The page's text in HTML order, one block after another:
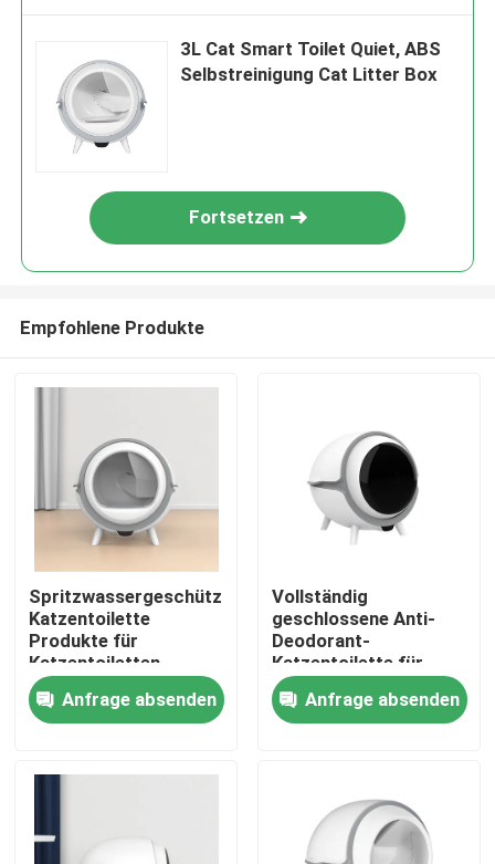
Haus
3L Cat Smart Toilet Quiet, ABS
Selbstreinigung Cat Litter Box
Fortsetzen
Empfohlene Produkte
Spritzwassergeschützte
Katzentoilette
Produkte für
Katzentoiletten
Übergroßes
Deodorant
Anfrage absenden
Vollständig
geschlossene Anti-
Deodorant-
Katzentoilette für
Haustiere,
Katzentoilette mit
Deckel, 220 V
Anfrage absenden